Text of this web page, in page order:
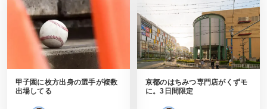
甲子園に枚方出身の選手が複数
出場してる
京都のはちみつ専門店がくずモ
に。3日間限定